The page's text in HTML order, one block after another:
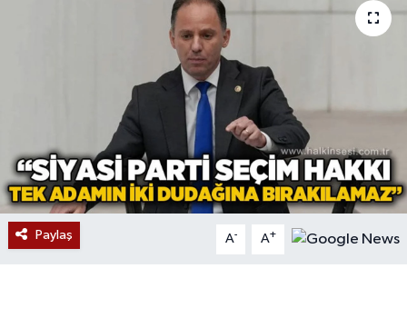
Paylaş A- A+
Gökçebey
GÜNDEM